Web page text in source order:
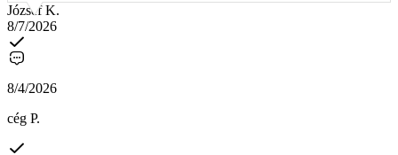
József K.
8/7/2026
8/4/2026
cég P.